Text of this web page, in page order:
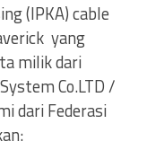
(IPKA) cable
yang
milik dari
Co.LTD /
dari Federasi